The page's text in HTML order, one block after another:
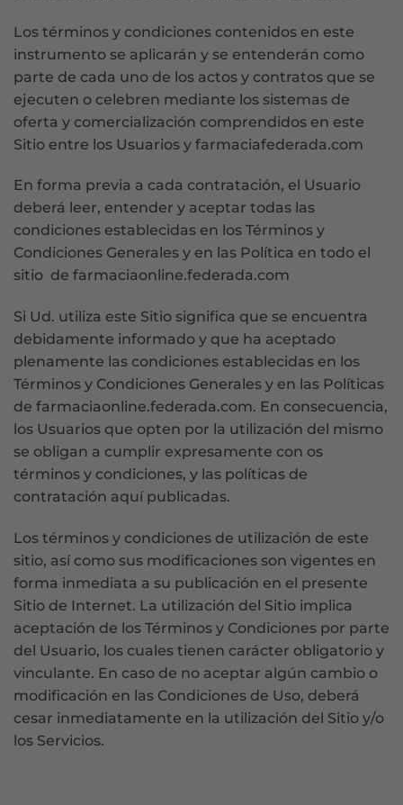
Los términos y condiciones contenidos en este
instrumento se aplicarán y se entenderán como
parte de cada uno de los actos y contratos que se
ejecuten o celebren mediante los sistemas de
oferta y comercialización comprendidos en este
Sitio entre los Usuarios y farmaciafederada.com
En forma previa a cada contratación, el Usuario
deberá leer, entender y aceptar todas las
condiciones establecidas en los Términos y
Condiciones Generales y en las Política en todo el
sitio de farmaciaonline.federada.com
Si Ud. utiliza este Sitio significa que se encuentra
debidamente informado y que ha aceptado
plenamente las condiciones establecidas en los
Términos y Condiciones Generales y en las Políticas
de farmaciaonline.federada.com. En consecuencia,
los Usuarios que opten por la utilización del mismo
se obligan a cumplir expresamente con os
términos y condiciones, y las políticas de
contratación aquí publicadas.
Los términos y condiciones de utilización de este
sitio, así como sus modificaciones son vigentes en
forma inmediata a su publicación en el presente
Sitio de Internet. La utilización del Sitio implica
aceptación de los Términos y Condiciones por parte
del Usuario, los cuales tienen carácter obligatorio y
vinculante. En caso de no aceptar algún cambio o
modificación en las Condiciones de Uso, deberá
cesar inmediatamente en la utilización del Sitio y/o
los Servicios.